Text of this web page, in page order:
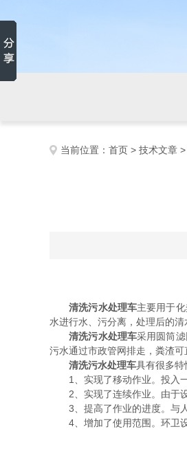
当前位置： 首页 > 技术文章
清洗污水处理车主要用于
水进行水、污分离，处理后的
清洗污水处理车采用圆筒
污水通过市政管网排走，粪渣
清洗污水处理车具有很多特
1、实现了移动作业。投入一
2、实现了连续作业。由于设
3、提高了作业的进度。与人
4、增加了使用范围。环卫设